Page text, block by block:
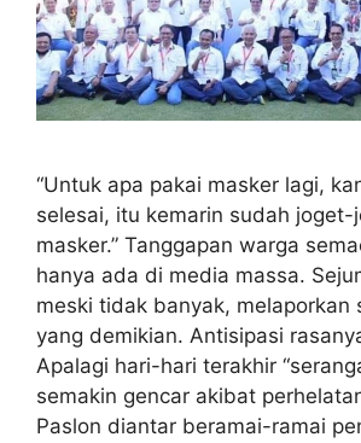
“Untuk apa pakai masker lagi,
selesai, itu kemarin sudah joget-
masker.” Tanggapan warga
hanya ada di media massa.
meski tidak banyak, melaporkan
yang demikian. Antisipasi
Apalagi hari-hari terakhir
semakin gencar akibat
Paslon diantar beramai-ramai